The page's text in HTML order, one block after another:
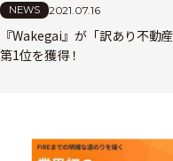
NEWS 2021.07.16
『Wakegai』が「訳あり不動
第1位を獲得！